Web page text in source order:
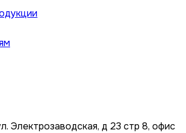
Электрозаводская, д 23 стр 8, офис